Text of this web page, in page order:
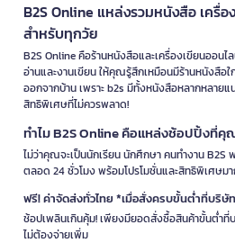
B2S Online แหล่งรวมหนังสือ เครื่อ
สำหรับทุกวัย
B2S Online คือร้านหนังสือและเครื่องเขียนออน
อ่านและงานเขียน ให้คุณรู้สึกเหมือนมีร้านหนังสือ
ออกจากบ้าน เพราะ b2s มีทั้งหนังสือหลากหลาย
สิทธิพิเศษที่ไม่ควรพลาด!
ทำไม B2S Online คือแหล่งช้อปปิ้งที่คุ
ไม่ว่าคุณจะเป็นนักเรียน นักศึกษา คนทำงาน
ตลอด 24 ชั่วโมง พร้อมโปรโมชั่นและสิทธิพิเศษม
ฟรี! ค่าจัดส่งทั่วไทย *เมื่อสั่งครบขั้นต่ำที่บริษั
ช้อปเพลินเกินคุ้ม! เพียงมียอดสั่งซื้อสินค้าขั้นต่ำ
ไม่ต้องจ่ายเพิ่ม